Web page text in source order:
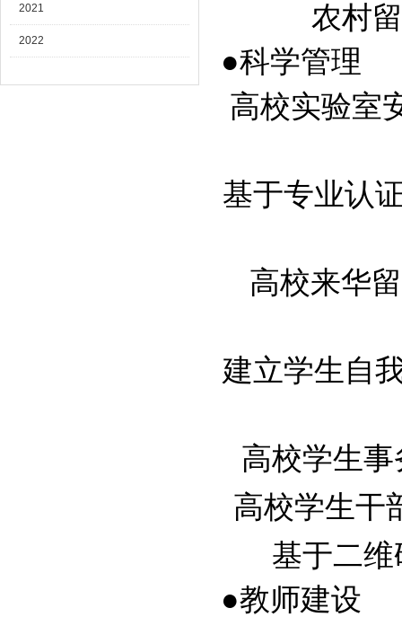
2021
2022
农村
●科学管理
高校实验室
基于专业认
高校来华
建立学生自
高校学生
高校学生干
基于二
●教师建设